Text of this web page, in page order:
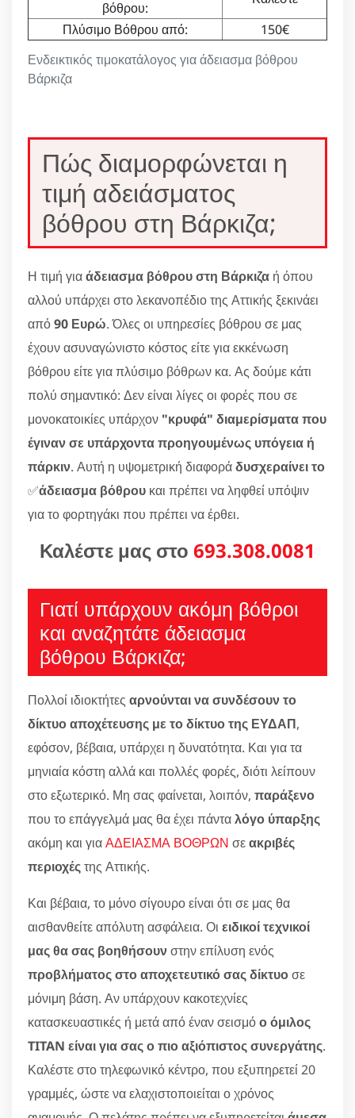
Ενδεικτικός τιμοκατάλογος για άδειασμα βόθρου
Βάρκιζα
βόθρου:
Πλύσιμο Βόθρου από:
150€
Πώς διαμορφώνεται η
τιμή αδειάσματος
βόθρου στη Βάρκιζα;
Η τιμή γιαάδειασμα βόθρου στη Βάρκιζα ή όπου
αλλού υπάρχει στο λεκανοπέδιο της Αττικής ξεκινάει
από90 Ευρώ. Όλες οι υπηρεσίες βόθρου σε μας
έχουν ασυναγώνιστο κόστος είτε για εκκένωση
βόθρου είτε για πλύσιμο βόθρων κα. Ας δούμε κάτι
πολύ σημαντικό: Δεν είναι λίγες οι φορές που σε
μονοκατοικίες υπάρχον "κρυφά" διαμερίσματα που
έγιναν σε υπάρχοντα προηγουμένως υπόγεια ή
πάρκιν. Αυτή η υψομετρική διαφοράδυσχεραίνει το
✅άδειασμα βόθρου και πρέπει να ληφθεί υπόψιν
για το φορτηγάκι που πρέπει να έρθει.
Καλέστε μας στο 693.308.0081
Γιατί υπάρχουν ακόμη βόθροι
και αναζητάτε άδειασμα
βόθρου Βάρκιζα;
Πολλοί ιδιοκτήτες αρνούνται να συνδέσουν το
δίκτυο αποχέτευσης με το δίκτυο της ΕΥΔΑΠ,
εφόσον, βέβαια, υπάρχει η δυνατότητα. Και για τα
μηνιαία κόστη αλλά και πολλές φορές, διότι λείπουν
στο εξωτερικό. Μη σας φαίνεται, λοιπόν, παράξενο
που το επάγγελμά μας θα έχει πάνταλόγο ύπαρξης
ακόμη και γιαΑΔΕΙΑΣΜΑ ΒΟΘΡΩΝ σεακριβές
περιοχέςτης Αττικής.
Και βέβαια, το μόνο σίγουρο είναι ότι σε μας θα
αισθανθείτε απόλυτη ασφάλεια. Οι ειδικοί τεχνικοί
μας θα σας βοηθήσουνστην επίλυση ενός
προβλήματος στο αποχετευτικό σας δίκτυοσε
μόνιμη βάση. Αν υπάρχουν κακοτεχνίες
κατασκευαστικές ή μετά από έναν σεισμόο όμιλος
TITAN είναι για σας ο πιο αξιόπιστος συνεργάτης.
Καλέστε στο τηλεφωνικό κέντρο, που εξυπηρετεί 20
γραμμές, ώστε να ελαχιστοποιείται ο χρόνος